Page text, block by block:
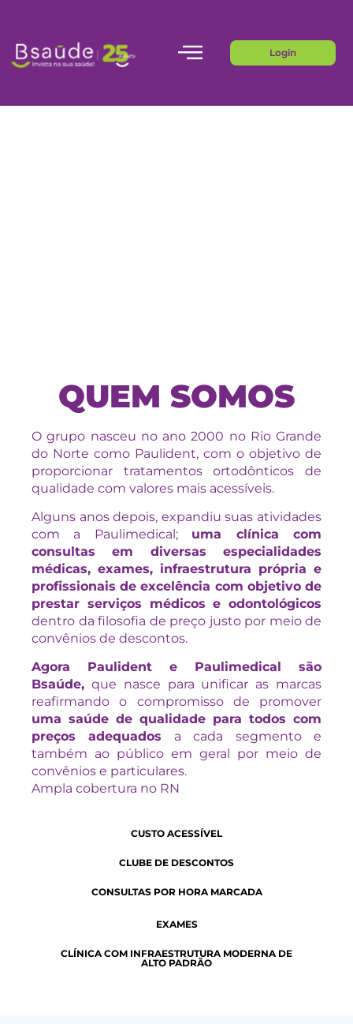
Login
QUEM SOMOS
O grupo nasceu no ano 2000 no Rio Grande
do Norte como Paulident, com o objetivo de
proporcionar tratamentos ortodônticos de
qualidade com valores mais acessíveis.
Alguns anos depois, expandiu suas atividades
com a Paulimedical; uma clínica com
consultas em diversas especialidades
médicas, exames, infraestrutura própria e
profissionais de excelência com objetivo de
prestar serviços médicos e odontológicos
dentro da filosofia de preço justo por meio de
convênios de descontos.
Agora Paulident e Paulimedical são
Bsaúde, que nasce para unificar as marcas
reafirmando o compromisso de promover
uma saúde de qualidade para todos com
preços adequados a cada segmento e
também ao público em geral por meio de
convênios e particulares.
Ampla cobertura no RN
CUSTO ACESSÍVEL
CLUBE DE DESCONTOS
CONSULTAS POR HORA MARCADA
EXAMES
CLÍNICA COM INFRAESTRUTURA MODERNA DE
ALTO PADRÃO